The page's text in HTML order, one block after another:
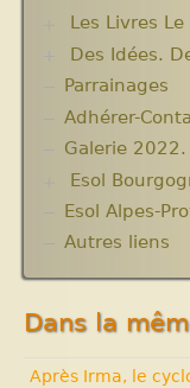
Solidarité et
Chroniques
Chroniques
Les micro-
Les Livres
Critiques et
Des Idées.
Changer le
Lutter contre
acteurs.10
Solidarité
Cité Soleil.
Histoire
Parrainages
Adhérer-
Galerie
Esol
ACTUALITES
Archives
Esol Alpes-
Autres liens
Dans la
Après Irma, le